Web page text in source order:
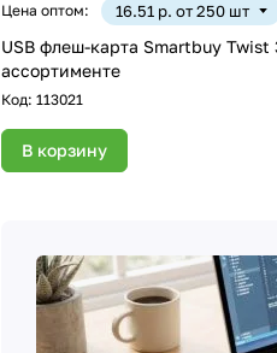
Цена оптом: 16.51 р. от 250 шт
USB флеш-карта Smartbuy Twist 32GB, цвет в
ассортименте
Код:113021
В корзину